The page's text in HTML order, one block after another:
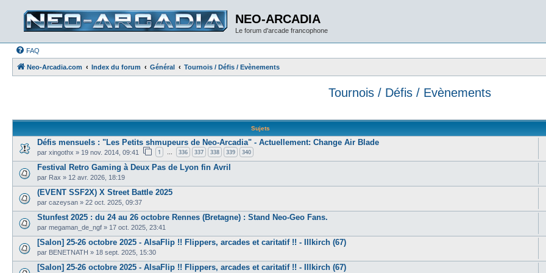
NEO-ARCADIA
Le forum d'arcade francophone
FAQ
Neo-Arcadia.com Index du forum Général Tournois / Défis / Evènements
Tournois / Défis / Evènements
Sujets
Défis mensuels : "Les Petits shmupeurs de Neo-Arcadia" - Actuellement: Change Air Blade
par xingothx » 19 nov. 2014, 09:41 1 … 336 337 338 339 340
Festival Retro Gaming à Deux Pas de Lyon fin Avril
par Rax » 12 avr. 2026, 18:19
(EVENT SSF2X) X Street Battle 2025
par cazeysan » 22 oct. 2025, 09:37
Stunfest 2025 : du 24 au 26 octobre Rennes (Bretagne) : Stand Neo-Geo Fans.
par megaman_de_ngf » 17 oct. 2025, 23:41
[Salon] 25-26 octobre 2025 - AlsaFlip !! Flippers, arcades et caritatif !! - Illkirch (67)
par BENETNATH » 18 sept. 2025, 15:30
[Salon] 25-26 octobre 2025 - AlsaFlip !! Flippers, arcades et caritatif !! - Illkirch (67)